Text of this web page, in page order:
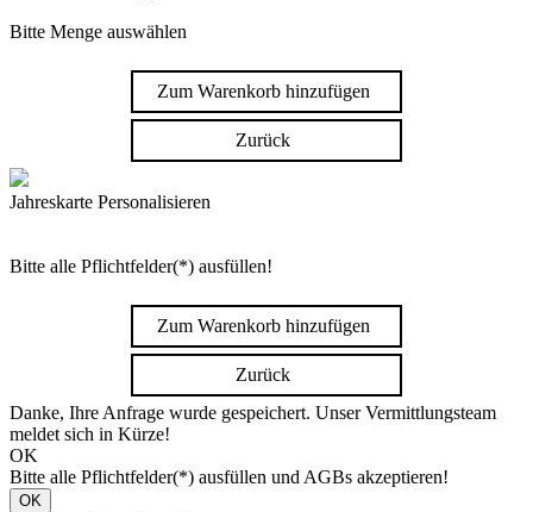
Bitte Menge auswählen
Zum Warenkorb hinzufügen
Zurück
Jahreskarte Personalisieren
Bitte alle Pflichtfelder(*) ausfüllen!
Zum Warenkorb hinzufügen
Zurück
Danke, Ihre Anfrage wurde gespeichert. Unser Vermittlungsteam
meldet sich in Kürze!
OK
Bitte alle Pflichtfelder(*) ausfüllen und AGBs akzeptieren!
OK